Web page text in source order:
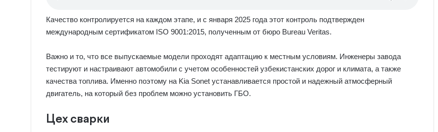
Качество контролируется на каждом этапе, и с января 2025 года этот контроль подтвержден
международным сертификатом ISO 9001:2015, полученным от бюро Bureau Veritas.
Важно и то, что все выпускаемые модели проходят адаптацию к местным условиям. Инженеры завода
тестируют и настраивают автомобили с учетом особенностей узбекистанских дорог и климата, а также
качества топлива. Именно поэтому на Kia Sonet устанавливается простой и надежный атмосферный
двигатель, на который без проблем можно установить ГБО.
Цех сварки